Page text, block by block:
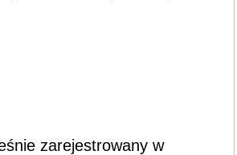
zarejestrowany w